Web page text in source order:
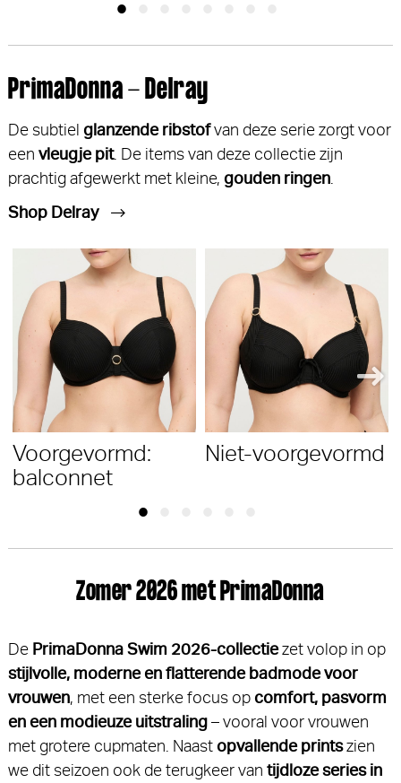
PrimaDonna - Delray
De subtiel glanzende ribstofvan deze serie zorgt voor
een vleugje pit. De items van deze collectie zijn
prachtig afgewerkt met kleine, gouden ringen.
Shop Delray
Voorgevormd:
balconnet
Niet-voorgevormd
Zomer 2026 met PrimaDonna
De PrimaDonna Swim 2026-collectiezet volop in op
stijlvolle, moderne en flatterende badmode voor
vrouwen, met een sterke focus op comfort, pasvorm
en een modieuze uitstraling– vooral voor vrouwen
met grotere cupmaten. Naast opvallende printszien
we dit seizoen ook de terugkeer van tijdloze series in